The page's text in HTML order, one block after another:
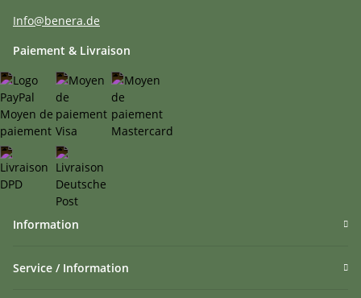
Info@benera.de
Paiement & Livraison
Information
Service / Information